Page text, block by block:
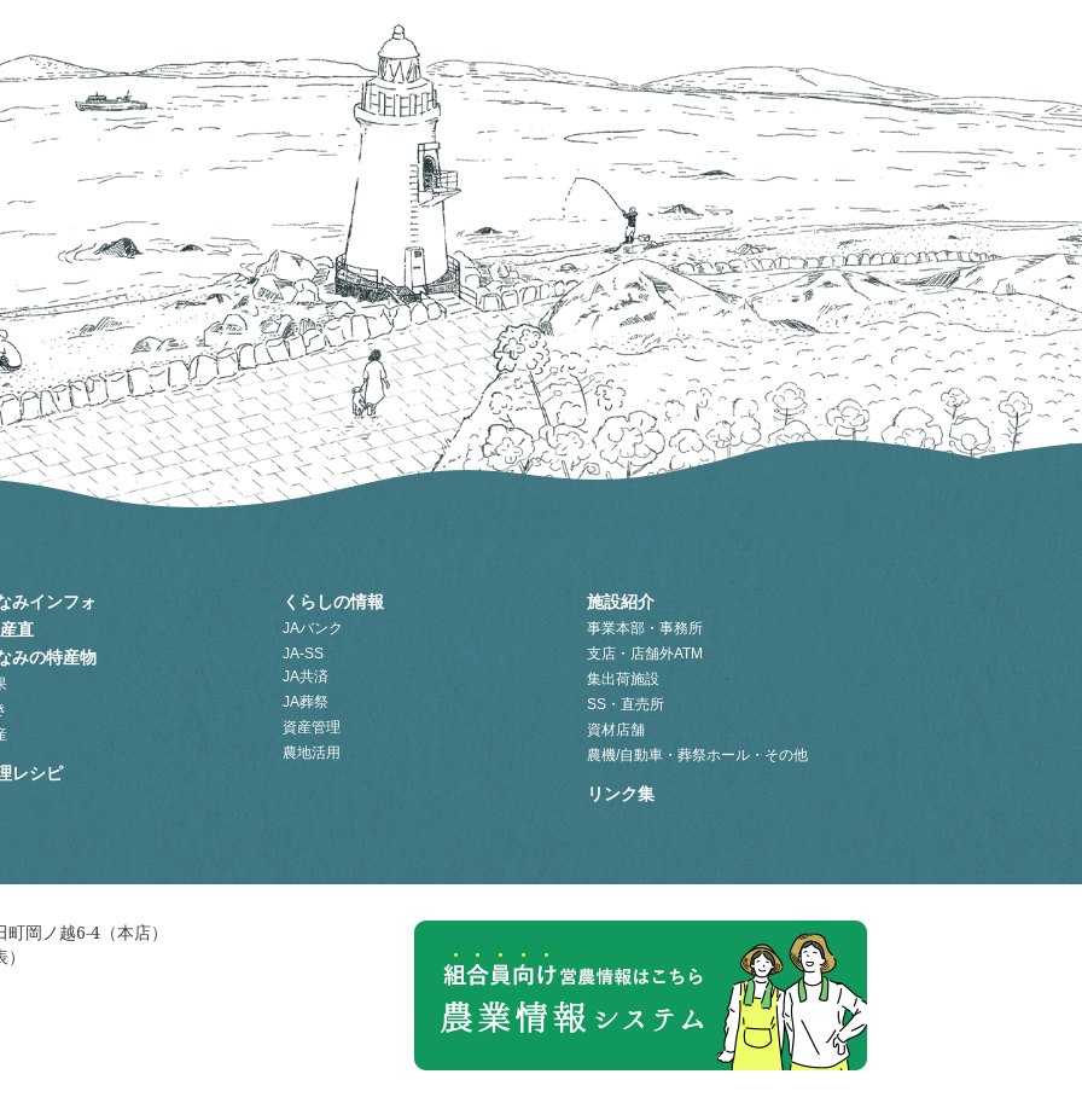
みインフォ
直
みの特産物
レシピ
くらしの情報
JAバンク
JA-SS
JA共済
JA葬祭
資産管理
農地活用
施設紹介
事業本部・事務所
支店・店舗外ATM
集出荷施設
SS・直売所
資材店舗
農機/自動車・葬祭ホール・その他
リンク集
岡ノ越6-4（本店）